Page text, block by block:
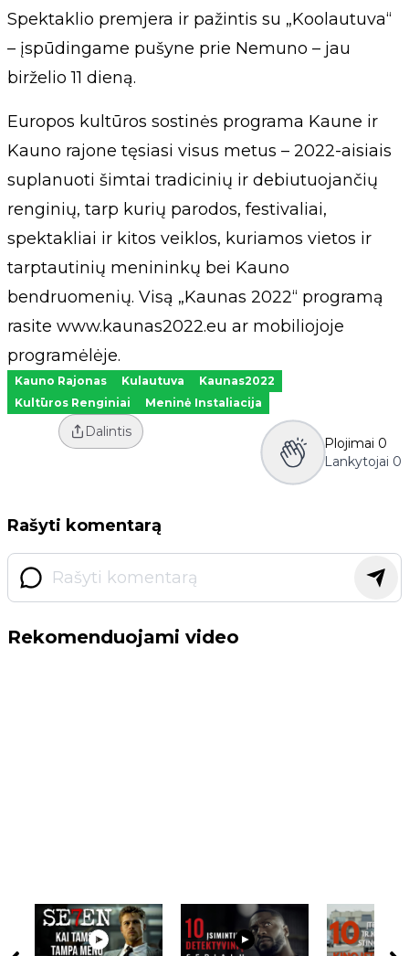
Spektaklio premjera ir pažintis su „Koolautuva“
– įspūdingame pušyne prie Nemuno – jau
birželio 11 dieną.
Europos kultūros sostinės programa Kaune ir
Kauno rajone tęsiasi visus metus – 2022-aisiais
suplanuoti šimtai tradicinių ir debiutuojančių
renginių, tarp kurių parodos, festivaliai,
spektakliai ir kitos veiklos, kuriamos vietos ir
tarptautinių menininkų bei Kauno
bendruomenių. Visą „Kaunas 2022“ programą
rasite www.kaunas2022.eu ar mobiliojoje
programėlėje.
Kauno Rajonas Kulautuva
Kaunas2022
Kultūros Renginiai
Meninė Instaliacija
Dalintis
Plojimai 0
Lankytojai 0
Rašyti komentarą
Rekomenduojami video